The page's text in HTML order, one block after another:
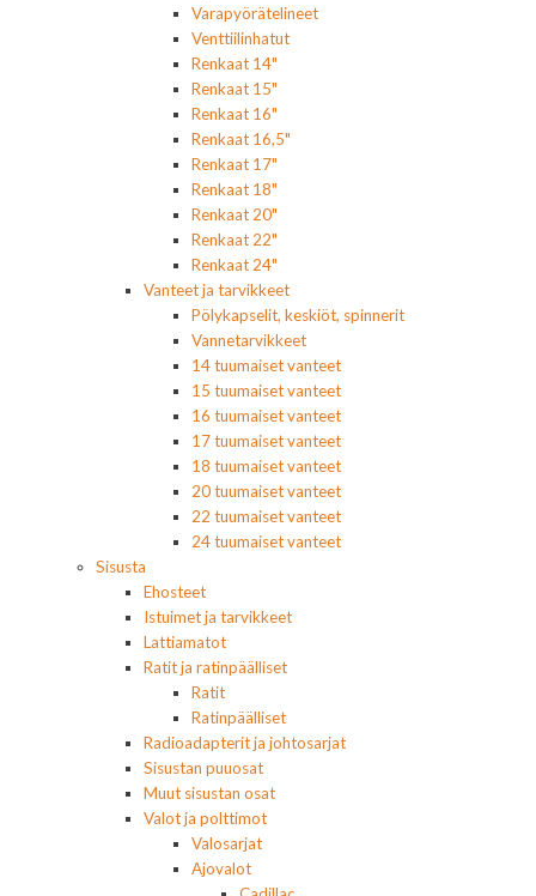
Varapyörätelineet
Venttiilinhatut
Renkaat 14"
Renkaat 15"
Renkaat 16"
Renkaat 16,5"
Renkaat 17"
Renkaat 18"
Renkaat 20"
Renkaat 22"
Renkaat 24"
Vanteet ja tarvikkeet
Pölykapselit, keskiöt, spinnerit
Vannetarvikkeet
14 tuumaiset vanteet
15 tuumaiset vanteet
16 tuumaiset vanteet
17 tuumaiset vanteet
18 tuumaiset vanteet
20 tuumaiset vanteet
22 tuumaiset vanteet
24 tuumaiset vanteet
Sisusta
Ehosteet
Istuimet ja tarvikkeet
Lattiamatot
Ratit ja ratinpäälliset
Ratit
Ratinpäälliset
Radioadapterit ja johtosarjat
Sisustan puuosat
Muut sisustan osat
Valot ja polttimot
Valosarjat
Ajovalot